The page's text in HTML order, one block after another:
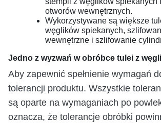
otworów wewnętrznych.
Wykorzystywane są większe
węglików spiekanych,
wewnętrzne i szlifowanie
Jedno z wyzwań w obróbce tulei z
Aby zapewnić spełnienie wymagań
tolerancji produktu. Wszystkie
są oparte na wymaganiach po
oznacza, że tolerancje obróbki